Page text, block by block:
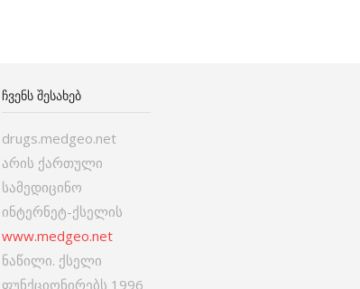
ᲩᲕᲔᲜᲡ ᲨᲔᲡᲐᲮᲔᲑ
drugs.medgeo.net
არის ქართული
სამედიცინო
ინტერნეტ-ქსელის
www.medgeo.net
ნაწილი. ქსელი
ფუნქციონირებს 1996